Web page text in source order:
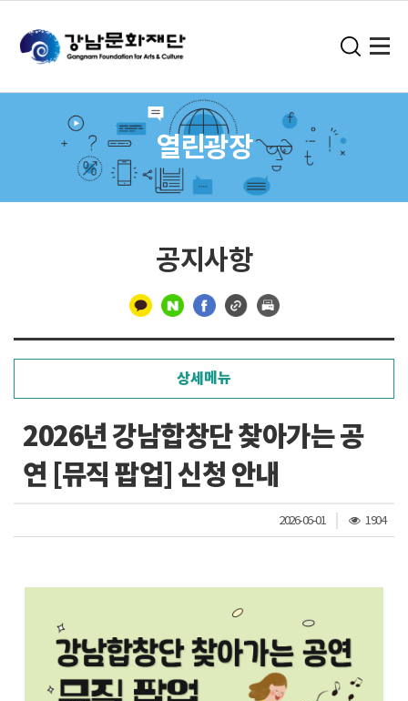
열린광장
공지사항
상세메뉴
2026년 강남합창단 찾아가는 공
연 [뮤직 팝업] 신청 안내
2026-06-01
조
회
1904